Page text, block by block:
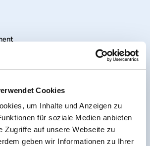
Cookies
um Inhalte und Anzeigen zu
für soziale Medien anbieten
Zugriffe auf unsere Webseite zu
geben wir Informationen zu Ihrer